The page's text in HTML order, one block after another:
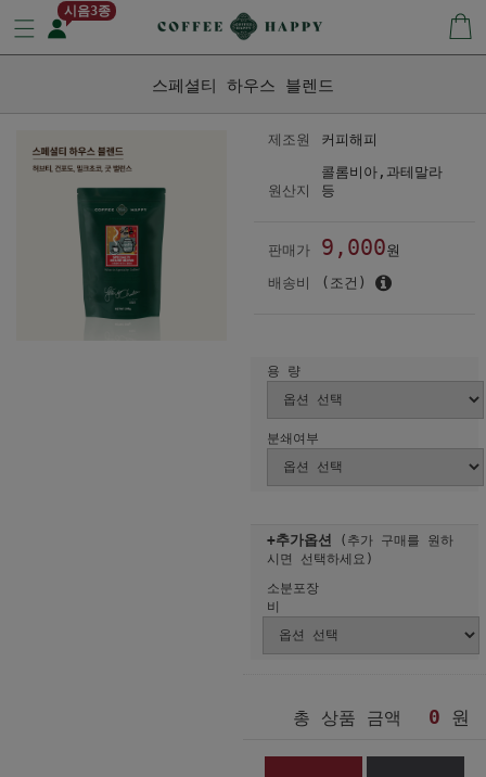
시음3종
스페셜티 하우스 블렌드
제조원 커피해피
원산지
콜롬비아,과테말라
등
판매가 9,000원
배송비
(조건)
용 량
분쇄여부
+추가옵션
(추가 구매를 원하
시면 선택하세요)
소분포장
비
총 상품 금액 0 원